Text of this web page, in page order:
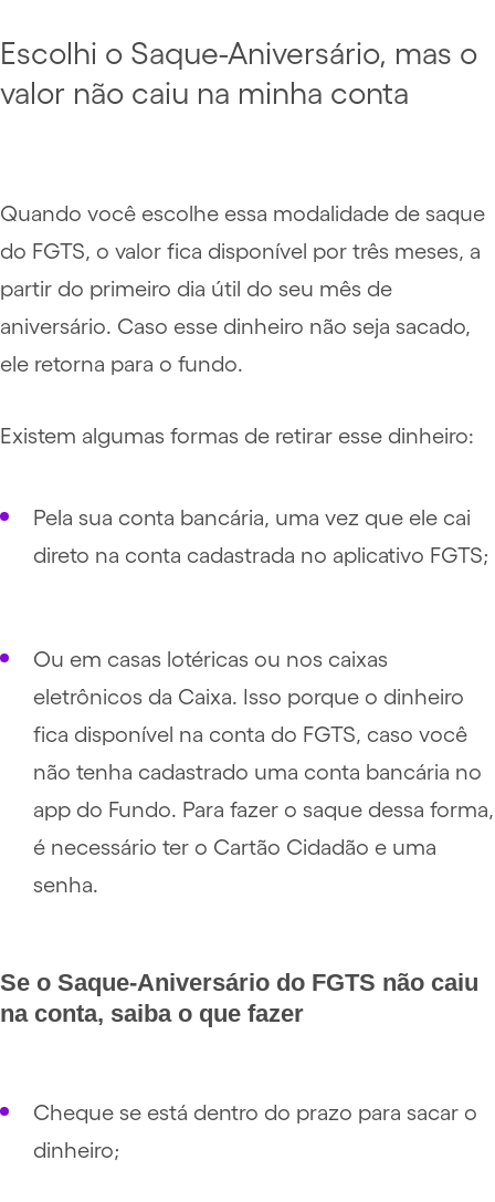
Escolhi o Saque-Aniversário, mas o
valor não caiu na minha conta
Quando você escolhe essa modalidade de saque
do FGTS, o valor fica disponível por três meses, a
partir do primeiro dia útil do seu mês de
aniversário. Caso esse dinheiro não seja sacado,
ele retorna para o fundo.
Existem algumas formas de retirar esse dinheiro:
Pela sua conta bancária, uma vez que ele cai
direto na conta cadastrada no aplicativo FGTS;
Ou em casas lotéricas ou nos caixas
eletrônicos da Caixa. Isso porque o dinheiro
fica disponível na conta do FGTS, caso você
não tenha cadastrado uma conta bancária no
app do Fundo. Para fazer o saque dessa forma,
é necessário ter o Cartão Cidadão e uma
senha.
Se o Saque-Aniversário do FGTS não caiu
na conta, saiba o que fazer
Cheque se está dentro do prazo para sacar o
dinheiro;